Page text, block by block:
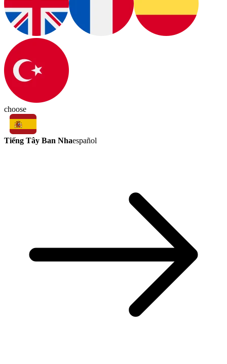
choose
Tiếng Tây Ban Nhaespañol